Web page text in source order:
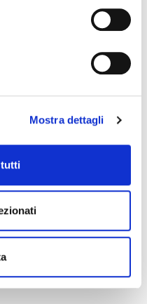
Mostra dettagli